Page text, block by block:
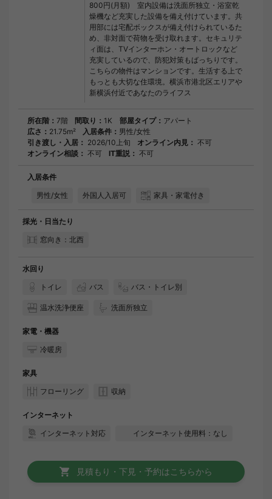
800円(月額) 室内設備は洗面所独立・浴室乾
燥機など充実した設備を備え付けています。共
用部には宅配ボックスが備え付けられているた
め、非対面で荷物を受け取れます。セキュリテ
ィ面は、TVインターホン・オートロックなど
充実しているので、防犯対策もばっちりです。
こちらの物件はマンションです。生活する上で
もっとも大切な住環境。横浜市港北区エリアや
新横浜付近であなたのライフス
所在階： 7階 間取り： 1K 部屋タイプ： アパート
広さ： 21.75m² 入居条件： 男性/女性
引き渡し・入居： 2026/10上旬 オンライン内見： 不可
オンライン相談： 不可 IT重説： 不可
入居条件
男性/女性
外国人入居可 家具・家電付き
採光・日当たり
窓向き：北西
水回り
トイレ
バス バス・トイレ別
温水洗浄便座 洗面所独立
家電・機器
冷暖房
家具
フローリング
収納
インターネット
インターネット対応
インターネット使用料：なし
見積もり・下見・予約はこちらから